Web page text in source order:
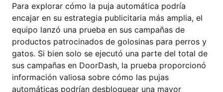
Para explorar cómo la puja automática podría
encajar en su estrategia publicitaria más amplia, el
equipo lanzó una prueba en sus campañas de
productos patrocinados de golosinas para perros y
gatos. Si bien solo se ejecutó una parte del total de
sus campañas en DoorDash, la prueba proporcionó
información valiosa sobre cómo las pujas
automáticas podrían desbloquear una mayor